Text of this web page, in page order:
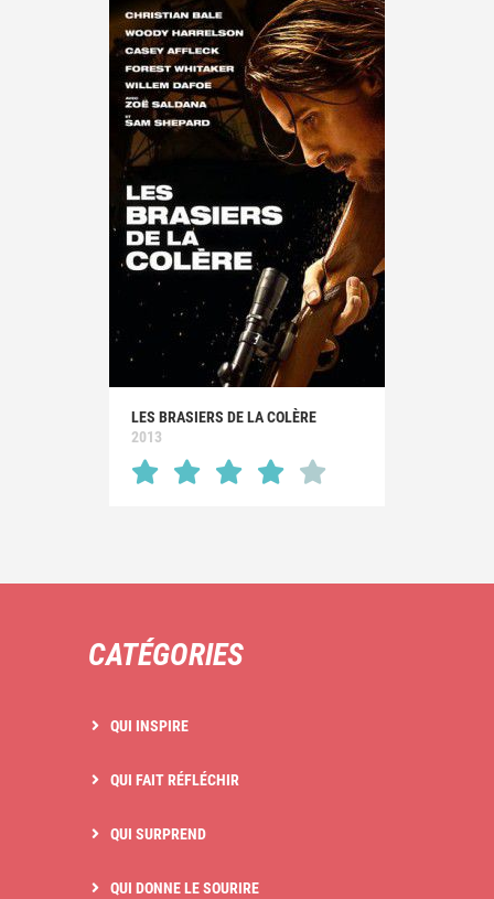
LES BRASIERS DE LA COLÈRE
2013
CATÉGORIES
QUI INSPIRE
QUI FAIT RÉFLÉCHIR
QUI SURPREND
QUI DONNE LE SOURIRE